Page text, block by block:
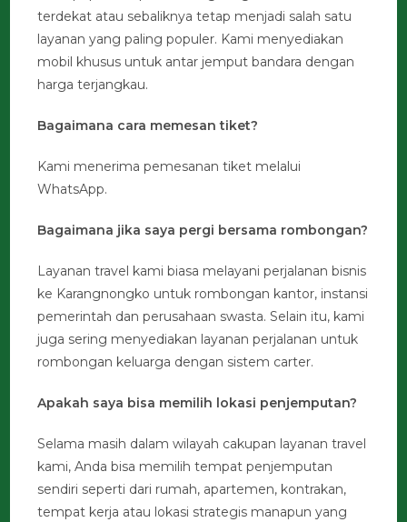
terdekat atau sebaliknya tetap menjadi salah satu
layanan yang paling populer. Kami menyediakan
mobil khusus untuk antar jemput bandara dengan
harga terjangkau.
Bagaimana cara memesan tiket?
Kami menerima pemesanan tiket melalui
WhatsApp.
Bagaimana jika saya pergi bersama rombongan?
Layanan travel kami biasa melayani perjalanan bisnis
ke Karangnongko untuk rombongan kantor, instansi
pemerintah dan perusahaan swasta. Selain itu, kami
juga sering menyediakan layanan perjalanan untuk
rombongan keluarga dengan sistem carter.
Apakah saya bisa memilih lokasi penjemputan?
Selama masih dalam wilayah cakupan layanan travel
kami, Anda bisa memilih tempat penjemputan
sendiri seperti dari rumah, apartemen, kontrakan,
tempat kerja atau lokasi strategis manapun yang